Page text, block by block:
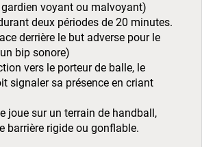
voyant ou malvoyant)
deux périodes de 20 minutes.
derrière le but adverse pour le
bip sonore)
vers le porteur de balle, le
signaler sa présence en criant
joue sur un terrain de handball,
barrière rigide ou gonflable.